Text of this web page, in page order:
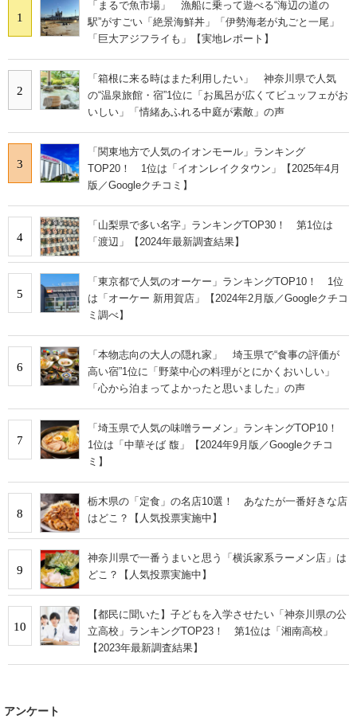
1
「まるで魚市場」 漁船に乗って遊べる“海辺の道の
駅”がすごい「絶景海鮮丼」「伊勢海老が丸ごと一尾」
「巨大アジフライも」【実地レポート】
2
「箱根に来る時はまた利用したい」 神奈川県で人気
の“温泉旅館・宿”1位に「お風呂が広くてビュッフェがお
いしい」「情緒あふれる中庭が素敵」の声
3
「関東地方で人気のイオンモール」ランキング
TOP20！ 1位は「イオンレイクタウン」【2025年4月
版／Googleクチコミ】
4
「山梨県で多い名字」ランキングTOP30！ 第1位は
「渡辺」【2024年最新調査結果】
5
「東京都で人気のオーケー」ランキングTOP10！ 1位
は「オーケー 新用賀店」【2024年2月版／Googleクチコ
ミ調べ】
6
「本物志向の大人の隠れ家」 埼玉県で“食事の評価が
高い宿”1位に「野菜中心の料理がとにかくおいしい」
「心から泊まってよかったと思いました」の声
7
「埼玉県で人気の味噌ラーメン」ランキングTOP10！
1位は「中華そば 馥」【2024年9月版／Googleクチコ
ミ】
8
栃木県の「定食」の名店10選！ あなたが一番好きな店
はどこ？【人気投票実施中】
9
神奈川県で一番うまいと思う「横浜家系ラーメン店」は
どこ？【人気投票実施中】
10
【都民に聞いた】子どもを入学させたい「神奈川県の公
立高校」ランキングTOP23！ 第1位は「湘南高校」
【2023年最新調査結果】
アンケート